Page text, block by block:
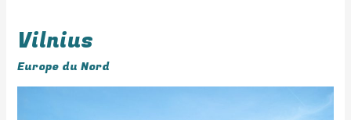
Vilnius
Europe du Nord
Vilnius